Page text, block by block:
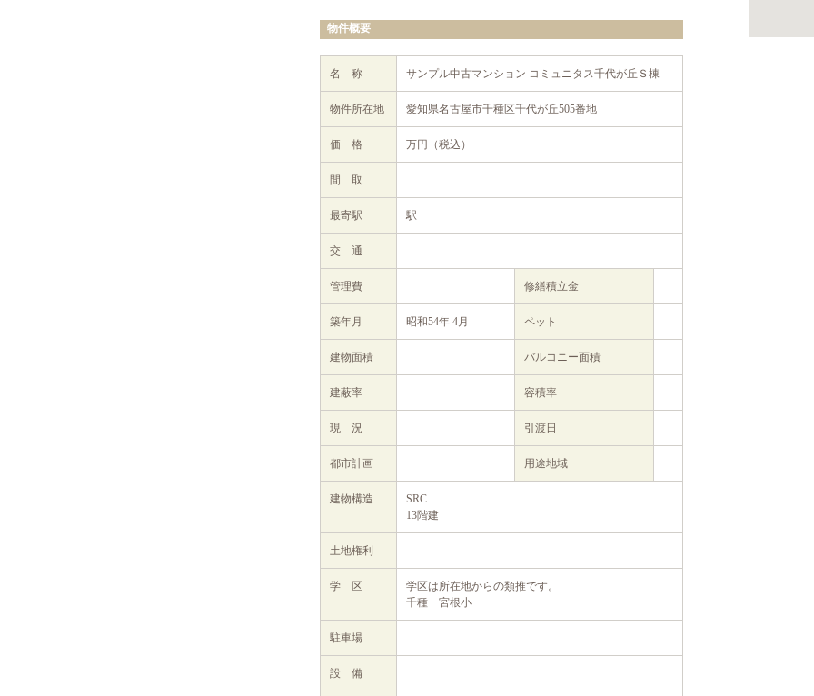
物件概要
名 称 サンプル中古マンション コミュニタス千代が丘Ｓ棟
物件所在地 愛知県名古屋市千種区千代が丘505番地
価 格 万円（税込）
間 取
最寄駅 駅
交 通
管理費 修繕積立金
築年月 昭和54年 4月 ペット
建物面積 バルコニー面積
建蔽率 容積率
現 況 引渡日
都市計画 用途地域
建物構造
SRC
13階建
土地権利
学 区
学区は所在地からの類推です。
千種 宮根小
駐車場
設 備